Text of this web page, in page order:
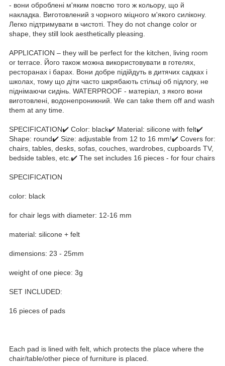
- вони оброблені м'яким повстю того ж кольору, що й
накладка. Виготовлений з чорного міцного м'якого силікону.
Легко підтримувати в чистоті. They do not change color or
shape, they still look aesthetically pleasing.
APPLICATION – they will be perfect for the kitchen, living room
or terrace. Його також можна використовувати в готелях,
ресторанах і барах. Вони добре підійдуть в дитячих садках і
школах, тому що діти часто шкрябають стільці об підлогу, не
піднімаючи сидінь. WATERPROOF - матеріал, з якого вони
виготовлені, водонепроникний. We can take them off and wash
them at any time.
SPECIFICATION✔️ Color: black✔️ Material: silicone with felt✔️
Shape: round✔️ Size: adjustable from 12 to 16 mm!✔️ Covers for:
chairs, tables, desks, sofas, couches, wardrobes, cupboards TV,
bedside tables, etc.✔️ The set includes 16 pieces - for four chairs
SPECIFICATION
color: black
for chair legs with diameter: 12-16 mm
material: silicone + felt
dimensions: 23 - 25mm
weight of one piece: 3g
SET INCLUDED:
16 pieces of pads
Each pad is lined with felt, which protects the place where the
chair/table/other piece of furniture is placed.